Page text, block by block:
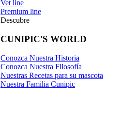
Vet line
Premium line
Descubre
CUNIPIC'S WORLD
Conozca Nuestra Historia
Conozca Nuestra Filosofía
Nuestras Recetas para su mascota
Nuestra Familia Cunipic